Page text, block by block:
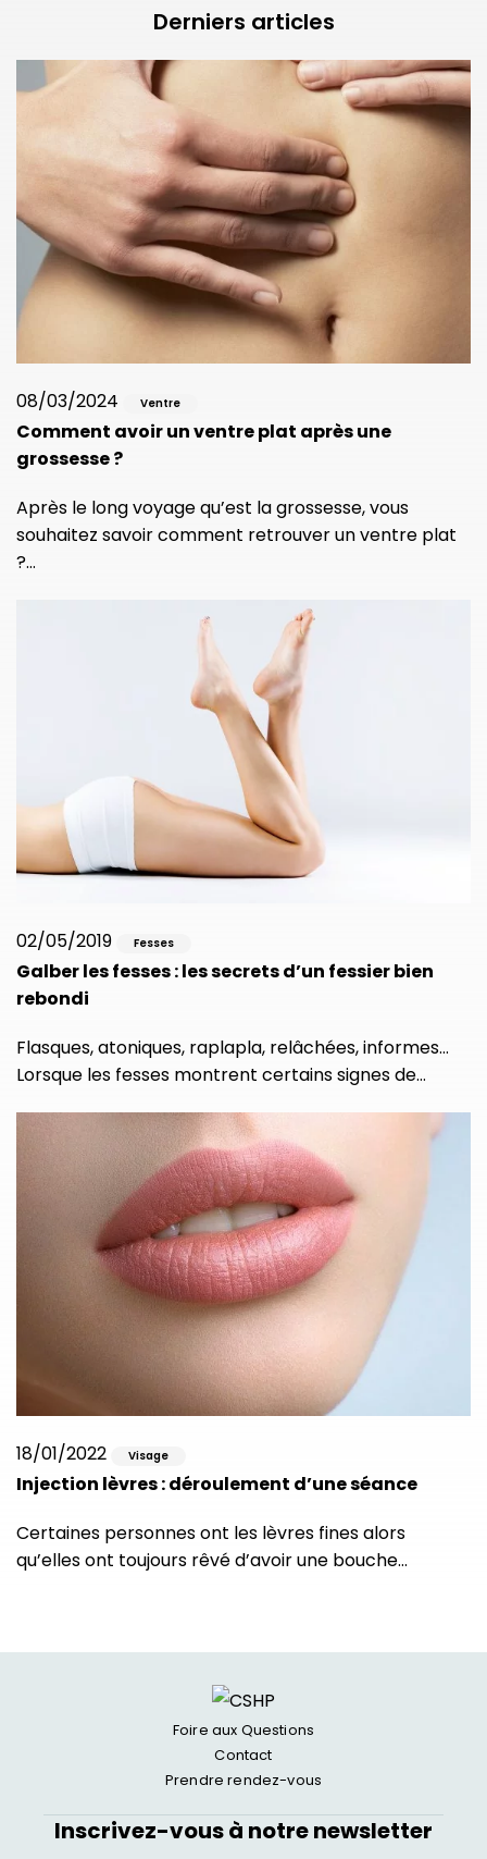
Derniers articles
08/03/2024 Ventre
Comment avoir un ventre plat après une
grossesse ?
Après le long voyage qu’est la grossesse, vous
souhaitez savoir comment retrouver un ventre plat
?…
02/05/2019 Fesses
Galber les fesses : les secrets d’un fessier bien
rebondi
Flasques, atoniques, raplapla, relâchées, informes…
Lorsque les fesses montrent certains signes de…
18/01/2022 Visage
Injection lèvres : déroulement d’une séance
Certaines personnes ont les lèvres fines alors
qu’elles ont toujours rêvé d’avoir une bouche…
Foire aux Questions
Contact
Prendre rendez-vous
Inscrivez-vous à notre newsletter